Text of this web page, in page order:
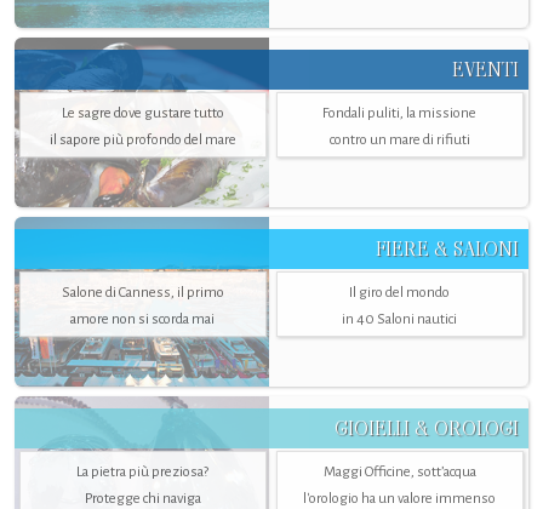
EVENTI
Le sagre dove gustare tutto
il sapore più profondo del mare
Fondali puliti, la missione
contro un mare di rifiuti
FIERE & SALONI
Salone di Canness, il primo
amore non si scorda mai
Il giro del mondo
in 40 Saloni nautici
GIOIELLI & OROLOGI
La pietra più preziosa?
Protegge chi naviga
Maggi Officine, sott’acqua
l'orologio ha un valore immenso